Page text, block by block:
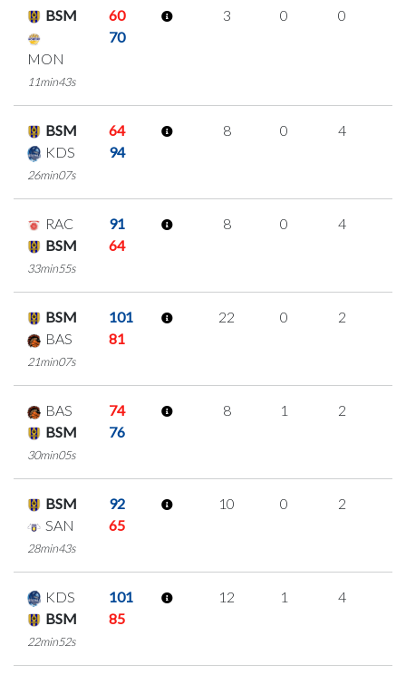
BSM 60
MON
70
11min43s
3 0 0
BSM
64
KDS
94
26min07s
8 0 4
RAC
91
BSM
64
33min55s
8 0 4
BSM
101
BAS
81
21min07s
22 0 2
BAS
74
BSM
76
30min05s
8 1 2
BSM
92
SAN
65
28min43s
10 0 2
KDS
101
BSM
85
22min52s
12 1 4